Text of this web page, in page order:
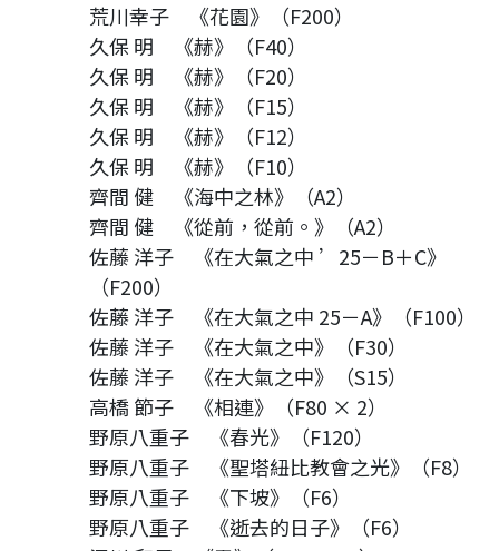
荒川幸子 《花園》（F200）
久保 明 《赫》（F40）
久保 明 《赫》（F20）
久保 明 《赫》（F15）
久保 明 《赫》（F12）
久保 明 《赫》（F10）
齊間 健 《海中之林》（A2）
齊間 健 《從前，從前。》（A2）
佐藤 洋子 《在大氣之中 ’25－B＋C》
（F200）
佐藤 洋子 《在大氣之中 25－A》（F100）
佐藤 洋子 《在大氣之中》（F30）
佐藤 洋子 《在大氣之中》（S15）
高橋 節子 《相連》（F80 × 2）
野原八重子 《春光》（F120）
野原八重子 《聖塔紐比教會之光》（F8）
野原八重子 《下坡》（F6）
野原八重子 《逝去的日子》（F6）